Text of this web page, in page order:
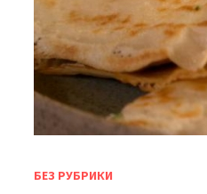
БЕЗ РУБРИКИ